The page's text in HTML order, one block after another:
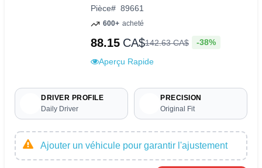
Pièce# 89661
600+ acheté
88.15 CA$142.63CA$ -38%
Aperçu Rapide
DRIVER PROFILE
Daily Driver
PRECISION
Original Fit
Ajouter un véhicule pour garantir l'ajustement